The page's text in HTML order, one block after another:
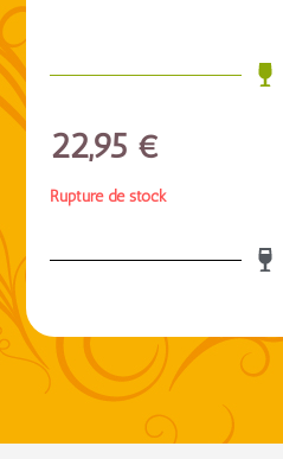
22,95 €
Rupture de stock